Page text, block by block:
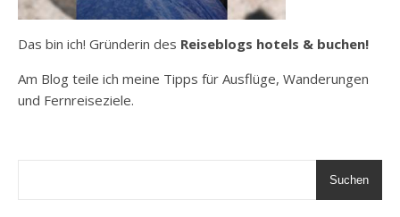
Das bin ich! Gründerin des Reiseblogs hotels & buchen!
Am Blog teile ich meine Tipps für Ausflüge, Wanderungen
und Fernreiseziele.
Suchen